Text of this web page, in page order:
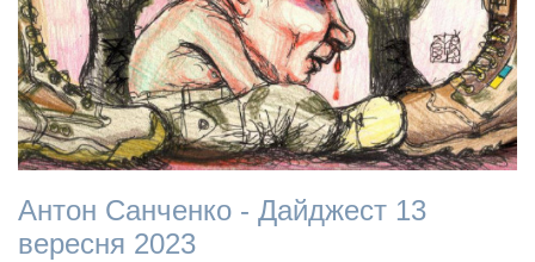
Антон Санченко - Дайджест 13
вересня 2023